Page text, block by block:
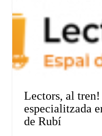
Lectors, al
especialitzada
de Rubí